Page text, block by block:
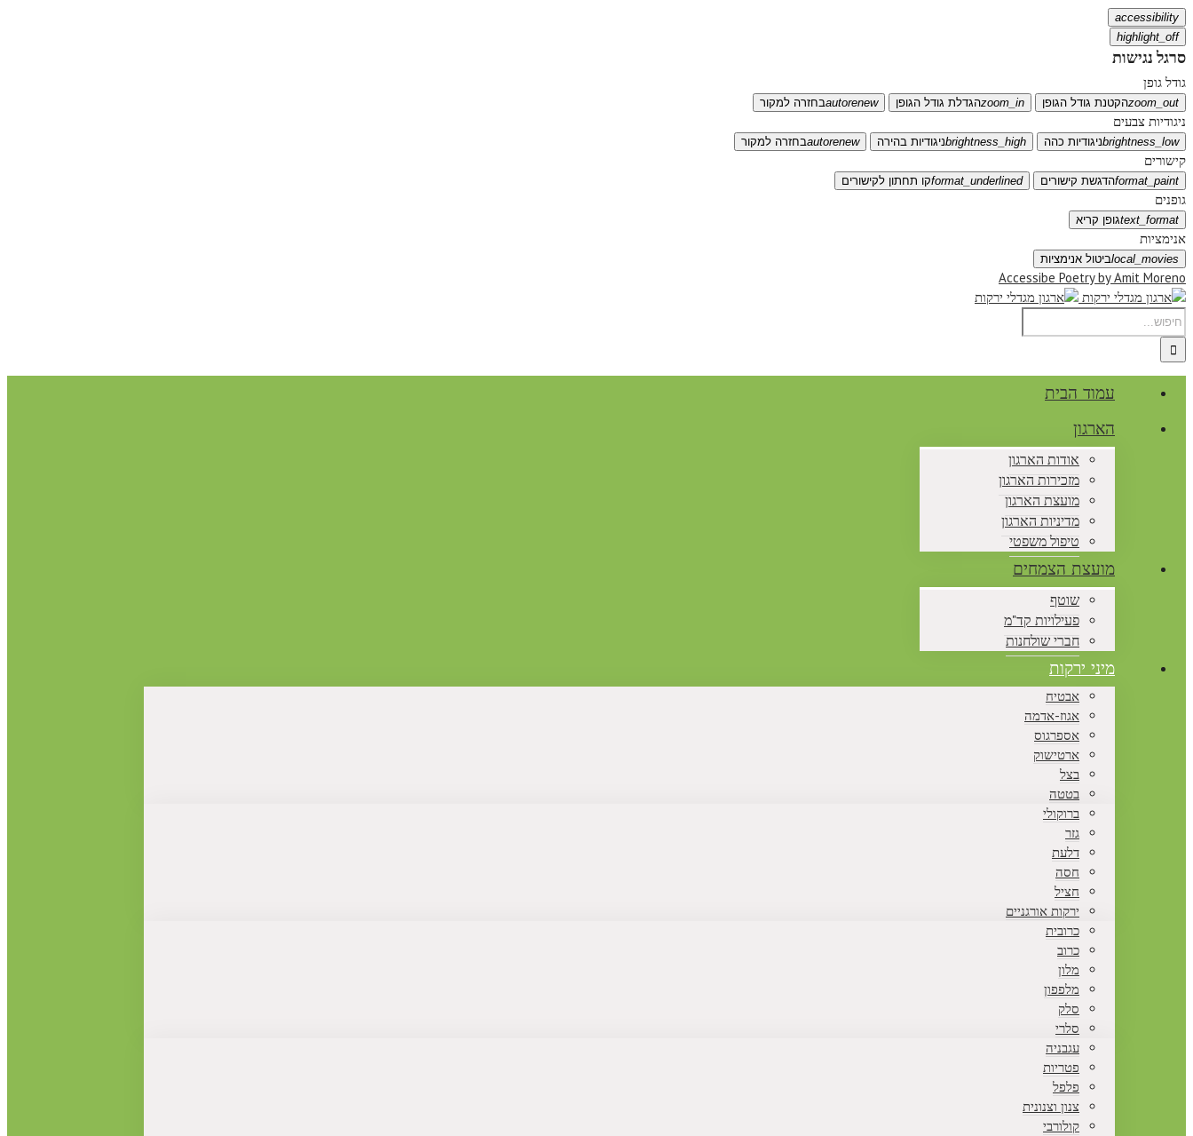
accessibility
highlight_off
סרגל נגישות
גודל גופן
zoom_outהקטנת גודל הגופן zoom_inהגדלת גודל הגופן autorenewבחזרה למקור
ניגודיות צבעים
brightness_lowניגודיות כהה brightness_highניגודיות בהירה autorenewבחזרה למקור
קישורים
format_paintהדגשת קישורים format_underlinedקו תחתון לקישורים
גופנים
text_formatגופן קריא
אנימציות
local_moviesביטול אנימציות
Accessibe Poetry by Amit Moreno
עמוד הבית
הארגון
אודות הארגון
מזכירות הארגון
מועצת הארגון
מדיניות הארגון
טיפול משפטי
מועצת הצמחים
שוטף
פעילויות קד"מ
חברי שולחנות
מיני ירקות
אבטיח
אגוז-אדמה
אספרגוס
ארטישוק
בצל
בטטה
ברוקולי
גזר
דלעת
חסה
חציל
ירקות אורגניים
כרובית
כרוב
מלון
מלפפון
סלק
סלרי
עגבניה
פטריות
פלפל
צנון וצנונית
קולורבי